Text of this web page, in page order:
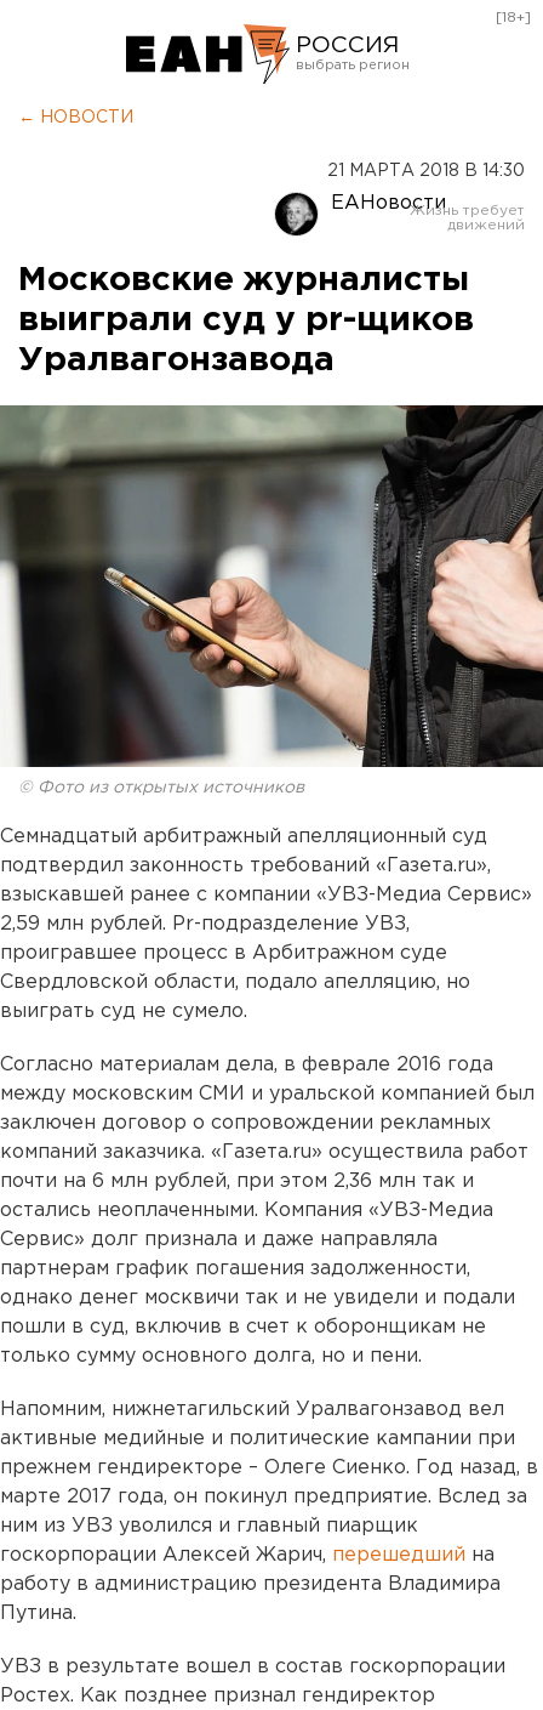
РОССИЯ
Оренбург
[18+]
← НОВОСТИ
21 МАРТА 2018 В 14:30
ЕАНовости
Московские журналисты
выиграли суд у pr-щиков
Уралвагонзавода
© Фото из открытых источников
Семнадцатый арбитражный апелляционный суд
подтвердил законность требований «Газета.ru»,
взыскавшей ранее с компании «УВЗ-Медиа Сервис»
2,59 млн рублей. Pr-подразделение УВЗ,
проигравшее процесс в Арбитражном суде
Свердловской области, подало апелляцию, но
выиграть суд не сумело.
Согласно материалам дела, в феврале 2016 года
между московским СМИ и уральской компанией был
заключен договор о сопровождении рекламных
компаний заказчика. «Газета.ru» осуществила работ
почти на 6 млн рублей, при этом 2,36 млн так и
остались неоплаченными. Компания «УВЗ-Медиа
Сервис» долг признала и даже направляла
партнерам график погашения задолженности,
однако денег москвичи так и не увидели и подали
пошли в суд, включив в счет к оборонщикам не
только сумму основного долга, но и пени.
Напомним, нижнетагильский Уралвагонзавод вел
активные медийные и политические кампании при
прежнем гендиректоре – Олеге Сиенко. Год назад, в
марте 2017 года, он покинул предприятие. Вслед за
ним из УВЗ уволился и главный пиарщик
госкорпорации Алексей Жарич, перешедший на
работу в администрацию президента Владимира
Путина.
УВЗ в результате вошел в состав госкорпорации
Ростех. Как позднее признал гендиректор